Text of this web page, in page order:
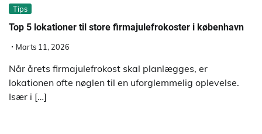
Tips
Top 5 lokationer til store firmajulefrokoster i københavn
Marts 11, 2026
Når årets firmajulefrokost skal planlægges, er
lokationen ofte nøglen til en uforglemmelig oplevelse.
Især i […]